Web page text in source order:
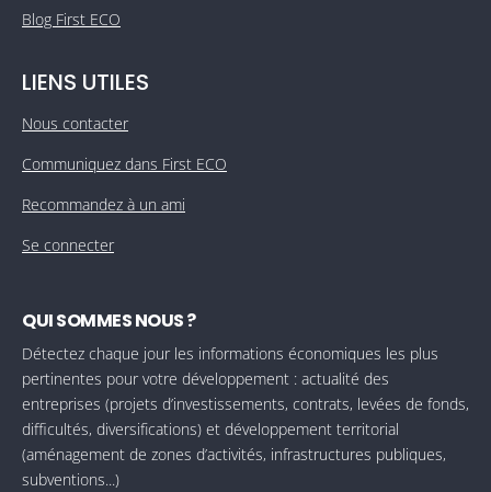
Blog First ECO
LIENS UTILES
Nous contacter
Communiquez dans First ECO
Recommandez à un ami
Se connecter
QUI SOMMES NOUS ?
Détectez chaque jour les informations économiques les plus
pertinentes pour votre développement : actualité des
entreprises (projets d’investissements, contrats, levées de fonds,
difficultés, diversifications) et développement territorial
(aménagement de zones d’activités, infrastructures publiques,
subventions...)